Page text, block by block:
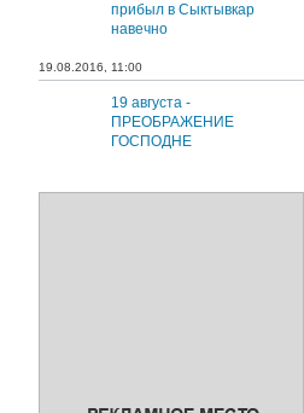
прибыл в Сыктывкар
навечно
19.08.2016, 11:00
19 августа -
ПРЕОБРАЖЕНИЕ
ГОСПОДНЕ